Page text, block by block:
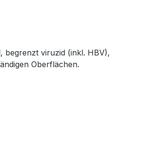
begrenzt viruzid (inkl. HBV),
Oberflächen.